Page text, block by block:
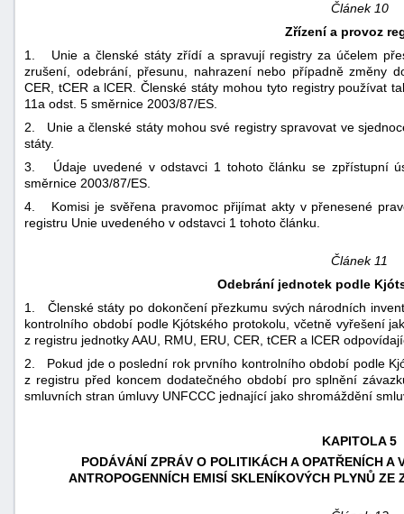
Článek 10
Zřízení a provoz
1. Unie a členské státy zřídí a spravují registry za účelem
zrušení, odebrání, přesunu, nahrazení nebo případně změny
CER, tCER a lCER. Členské státy mohou tyto registry používat
11a odst. 5 směrnice 2003/87/ES.
2. Unie a členské státy mohou své registry spravovat ve
státy.
3. Údaje uvedené v odstavci 1 tohoto článku se zpřístupní
směrnice 2003/87/ES.
4. Komisi je svěřena pravomoc přijímat akty v přenesené
registru Unie uvedeného v odstavci 1 tohoto článku.
Článek 11
Odebrání jednotek podle
1. Členské státy po dokončení přezkumu svých národních
kontrolního období podle Kjótského protokolu, včetně vyřešení
z registru jednotky AAU, RMU, ERU, CER, tCER a lCER
2. Pokud jde o poslední rok prvního kontrolního období podle
z registru před koncem dodatečného období pro splnění
smluvních stran úmluvy UNFCCC jednající jako shromáždění
KAPITOLA 5
PODÁVÁNÍ ZPRÁV O POLITIKÁCH A OPATŘENÍCH
ANTROPOGENNÍCH EMISÍ SKLENÍKOVÝCH PLYNŮ ZE